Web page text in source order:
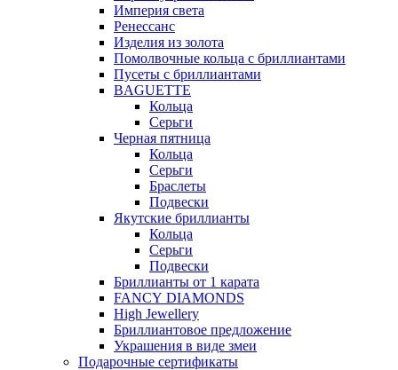
Империя света
Ренессанс
Изделия из золота
Помолвочные кольца с бриллиантами
Пусеты с бриллиантами
BAGUETTE
Кольца
Серьги
Черная пятница
Кольца
Серьги
Браслеты
Подвески
Якутские бриллианты
Кольца
Серьги
Подвески
Бриллианты от 1 карата
FANCY DIAMONDS
High Jewellery
Бриллиантовое предложение
Украшения в виде змеи
Подарочные сертификаты